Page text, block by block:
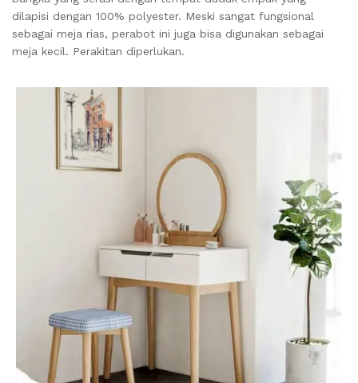
dilapisi dengan 100% polyester. Meski sangat fungsional
sebagai meja rias, perabot ini juga bisa digunakan sebagai
meja kecil. Perakitan diperlukan.